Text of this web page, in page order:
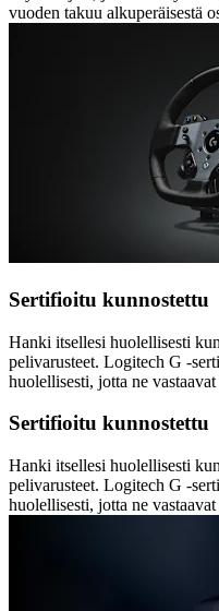
vuoden takuu alkuperäisestä
Sertifioitu kunnostettu
Hanki itsellesi huolellisesti
pelivarusteet. Logitech G -
huolellisesti, jotta ne
Sertifioitu kunnostettu
Hanki itsellesi huolellisesti
pelivarusteet. Logitech G -
huolellisesti, jotta ne